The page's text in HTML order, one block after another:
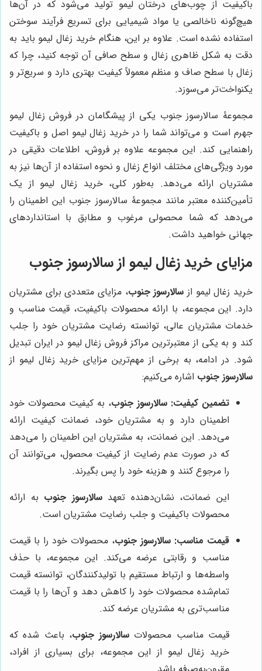
باکیفیت از چوب‌های درختان لیمو تولید می‌شود که در آن‌ها
هیچ‌گونه ناخالصی یا مواد شیمیایی برای تسریع فرآیند سوختن
استفاده نشده است. علاوه بر این، هنگام خرید زغال لیمو باید به
دقت به شکل ظاهری زغال و سطح صافی آن توجه کنید، چرا که
زغال با سطح صاف و منظم معمولاً کیفیت بهتری دارد و سریع‌تر و
یکنواخت‌تر می‌سوزد.
مجموعۀ سالارسوز جنوب یکی از پیشگامان در فروش زغال لیمو
جهرم است و می‌تواند شما را در خرید زغال لیمو اصل و باکیفیت
راهنمایی کند. این مجموعه علاوه بر فروش، اطلاعات دقیقی در
مورد ویژگی‌های مختلف انواع زغال و نحوه استفاده از آن‌ها نیز به
مشتریان ارائه می‌دهد. به‌طور کلی، خرید زغال لیمو از یک
تأمین‌کننده معتبر مانند مجموعۀ سالارسوز جنوب این اطمینان را
می‌دهد که شما محصولی مرغوب و مطابق با استانداردهای
جهانی خواهید داشت.
مزایای خرید زغال لیمو ازسالارسوز جنوب
خرید زغال لیمو از سالارسوز جنوب، مزایای متعددی برای مشتریان
دارد. این مجموعه، با ارائه محصولات باکیفیت، قیمت مناسب و
خدمات مشتریان عالی، توانسته رضایت مشتریان خود را جلب
کند و به یکی از معتبرترین مراکز فروش زغال لیمو در ایران تبدیل
شود. در ادامه، به برخی از مهم‌ترین مزایای خرید زغال لیمو از
سالارسوز جنوب اشاره می‌کنیم:
تضمین کیفیت: سالارسوز جنوب، به کیفیت محصولات خود
اطمینان دارد و به مشتریان خود، ضمانت کیفیت ارائه
می‌دهد. این ضمانت، به مشتریان این اطمینان را می‌دهد
که در صورت عدم رضایت از کیفیت محصول، می‌توانند آن
را مرجوع کنند و هزینه خود را پس بگیرند.
این ضمانت، نشان‌دهنده تعهدسالارسوز جنوب به ارائه
محصولات باکیفیت و جلب رضایت مشتریان است.
قیمت مناسب: سالارسوز جنوب، محصولات خود را با قیمت
مناسب و رقابتی عرضه می‌کند. این مجموعه، با حذف
واسطه‌ها و ارتباط مستقیم با تولیدکنندگان، توانسته قیمت
تمام‌شده محصولات خود را کاهش دهد و آن‌ها را با قیمت
مناسب‌تری به مشتریان عرضه کند.
قیمت مناسب محصولات سالارسوز جنوب، باعث شده که
خرید زغال لیمو از این مجموعه، برای بسیاری از افراد،